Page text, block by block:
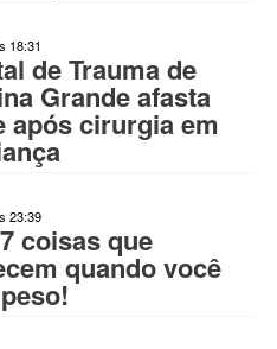
18:31
de Trauma de
Grande afasta
após cirurgia em
23:39
coisas que
quando você